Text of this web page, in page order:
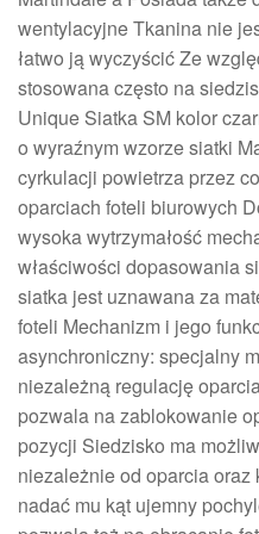
wentylacyjne Tkanina nie
łatwo ją wyczyścić Ze
stosowana często na
Unique Siatka SM kolor
o wyraźnym wzorze siatki
cyrkulacji powietrza przez
oparciach foteli biurowych
wysoka wytrzymałość
właściwości dopasowania
siatka jest uznawana za
foteli Mechanizm i jego
asynchroniczny: specjalny
niezależną regulację
pozwala na zablokowanie
pozycji Siedzisko ma
niezależnie od oparcia
nadać mu kąt ujemny